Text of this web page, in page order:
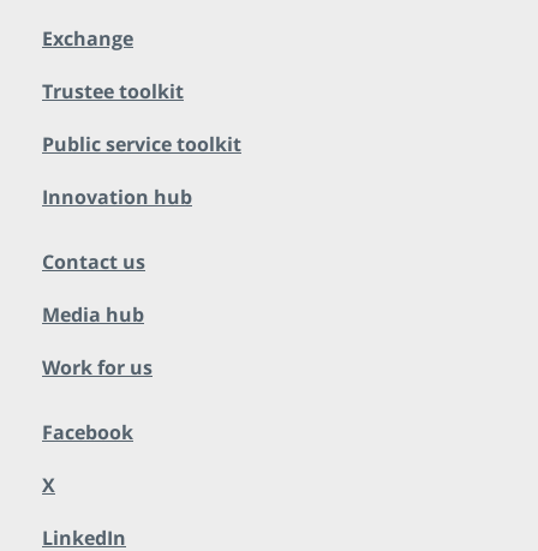
Exchange
Trustee toolkit
Public service toolkit
Innovation hub
Contact us
Media hub
Work for us
Facebook
X
LinkedIn